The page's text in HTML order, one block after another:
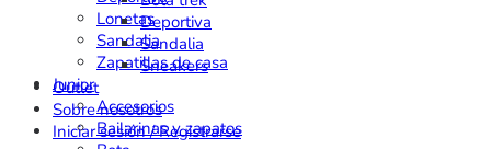
Lonetas
Sandalia
Zapatillas de casa
Junior
Accesorios
Bailarinas y zapatos
Deportiva
Sandalia
Sneakers
Outlet
Sobre nosotros
Iniciar sesión / Registrarse